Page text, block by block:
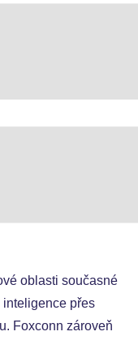
oblasti současné
přes
Foxconn zároveň